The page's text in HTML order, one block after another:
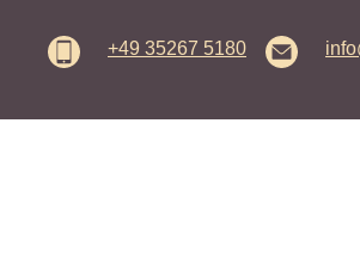
+49 35267 5180